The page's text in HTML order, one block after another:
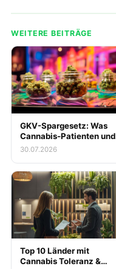
WEITERE BEITRÄGE
GKV-Spargesetz: Was
Cannabis-Patienten und
Messe-Besucher zur
Blüten jetzt wissen
müssen
30.07.2026
Top 10 Länder mit
Cannabis Toleranz &